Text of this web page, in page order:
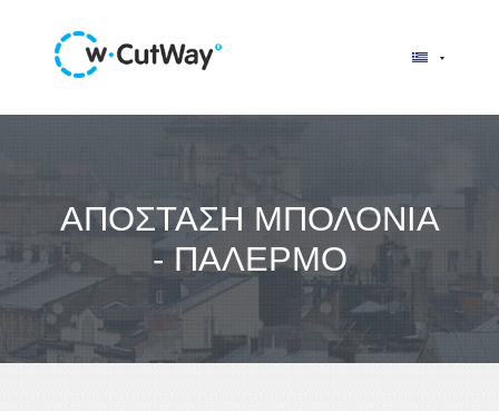
ΑΠΌΣΤΑΣΗ ΜΠΟΛΌΝΙΑ
- ΠΑΛΈΡΜΟ